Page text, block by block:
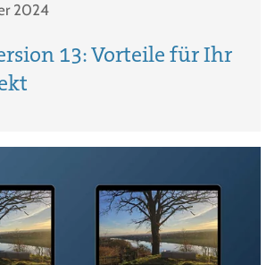
2024
13: Vorteile für Ihr